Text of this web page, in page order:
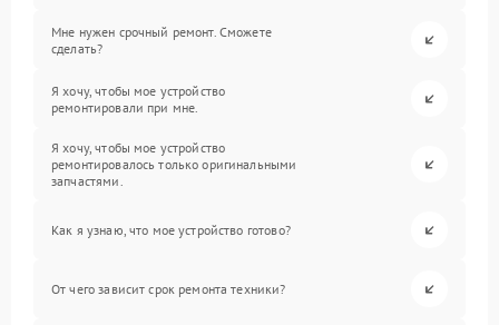
Мне нужен срочный ремонт. Сможете
сделать?
Я хочу, чтобы мое устройство
ремонтировали при мне.
Я хочу, чтобы мое устройство
ремонтировалось только оригинальными
запчастями.
Как я узнаю, что мое устройство готово?
От чего зависит срок ремонта техники?